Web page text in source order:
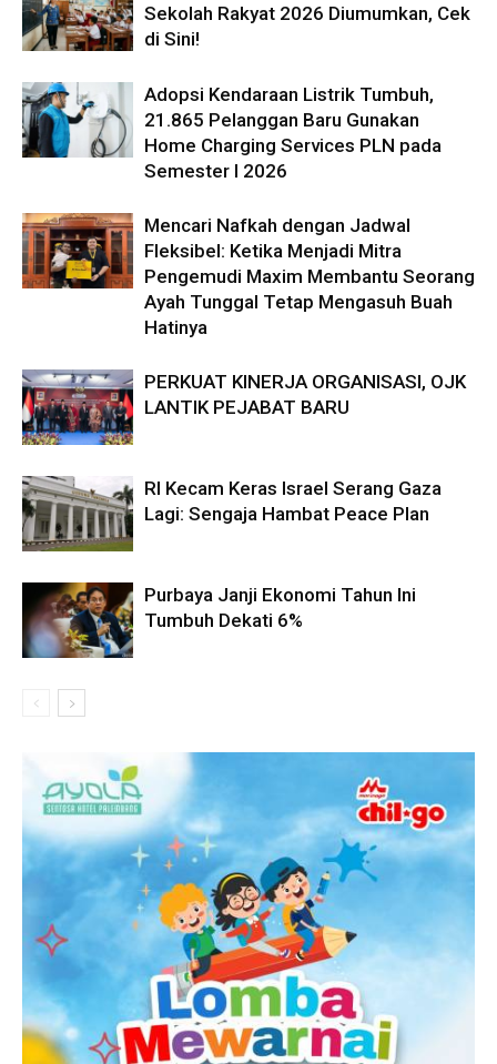
Sekolah Rakyat 2026 Diumumkan, Cek
di Sini!
Adopsi Kendaraan Listrik Tumbuh,
21.865 Pelanggan Baru Gunakan
Home Charging Services PLN pada
Semester I 2026
Mencari Nafkah dengan Jadwal
Fleksibel: Ketika Menjadi Mitra
Pengemudi Maxim Membantu Seorang
Ayah Tunggal Tetap Mengasuh Buah
Hatinya
PERKUAT KINERJA ORGANISASI, OJK
LANTIK PEJABAT BARU
RI Kecam Keras Israel Serang Gaza
Lagi: Sengaja Hambat Peace Plan
Purbaya Janji Ekonomi Tahun Ini
Tumbuh Dekati 6%